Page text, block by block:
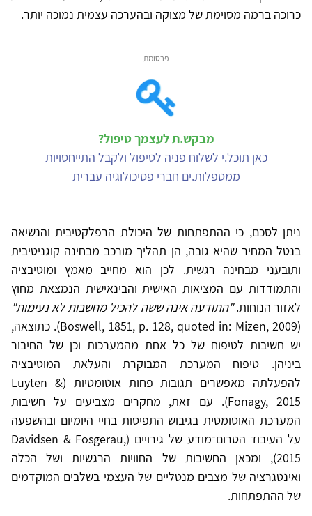
כרוכה ברמה מסוימת של מצוקה ובהערכה עצמית נמוכה יותר.
- פרסומת -
מבקש.ת לעצמך טיפול?
כאן תוכל.י לשלוח פניה לטיפול ולקבל התייחסויות
ממטפלות.ים חברי פסיכולוגיה עברית
ניתן לסכם, כי ההתפתחות של היכולת הרפלקטיבית והנשיאה
בנטל המחיר שהיא גובה, הן תהליך מורכב מבחינה קוגניטיבית
ותובעני מבחינה רגשית. לכן הוא מחייב מאמץ ומוטיבציה
והתמודדות עם המציאות האישית והבינאישית הנמצאת מחוץ
לאזור הנוחות."התודעה אינה ששה להכיל מחשבות לא נעימות"
(Boswell, 1851, p. 128, quoted in: Mizen, 2009). כתוצאה,
יש חשיבות לטיפוח של כל אחת מהמערכות וכן של החיבור
ביניהן. טיפוח המערכת המבוקרת והעלאת המוטיבציה
להפעלתה מאפשרים תגובות פחות אוטומטיות (Luyten &
Fonagy, 2015). עם זאת, מחקרים מצביעים על חשיבות
המערכת האוטומטית בגיבוש התפיסות בחיי היומיום ובהשפעה
על העיבוד הטרום־מודע של גירויים (Davidsen & Fosgerau,
2015), ומכאן החשיבות של החוויות הרגשיות ושל הכלה
ואינטגרציה של מצבים מנטליים של העצמי בשלבים המוקדמים
של ההתפתחות.